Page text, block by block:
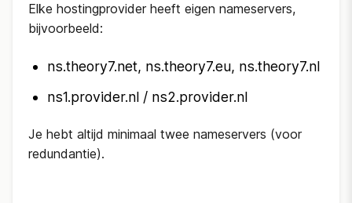
Elke hostingprovider heeft eigen nameservers,
bijvoorbeeld:
ns.theory7.net, ns.theory7.eu, ns.theory7.nl
ns1.provider.nl / ns2.provider.nl
Je hebt altijd minimaal twee nameservers (voor
redundantie).